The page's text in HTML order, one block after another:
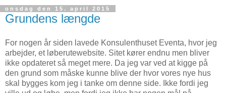
onsdag den 15. april 2015
Grundens længde
For nogen år siden lavede Konsulenthuset Eventa, hvor jeg
arbejder, et løberutewebsite. Sitet kører endnu men bliver
ikke opdateret så meget mere. Da jeg var ved at kigge på
den grund som måske kunne blive der hvor vores nye hus
skal bygges kom jeg i tanke om denne side. Ikke fordi jeg